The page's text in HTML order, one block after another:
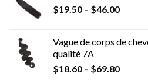
$19.50 – $46.00
Vague de corps de
qualité 7A
$18.60 – $69.80